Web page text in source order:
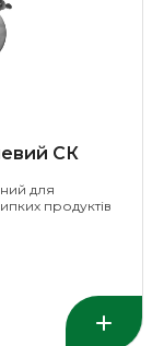
СК
для
продуктів